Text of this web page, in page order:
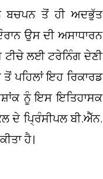
ਬਚਪਨ ਤੋਂ ਹੀ ਅਦਭੁੱਤ
ਉਸ ਦੀ ਅਸਾਧਾਰਨ
ਟੀਚੇ ਲਈ ਟਰੇਨਿੰਗ ਦੇਣੀ
ਪਹਿਲਾਂ ਇਹ ਰਿਕਾਰਡ
ਨੂੰ ਇਸ ਇਤਿਹਾਸਕ
ਦੇ ਪ੍ਰਿੰਸੀਪਲ ਬੀ.ਐੱਨ.
ਹੈ।